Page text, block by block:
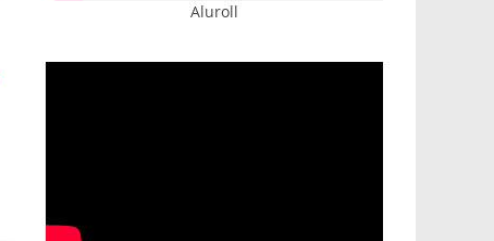
Aluroll